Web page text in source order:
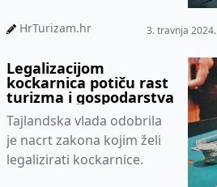
HrTurizam.hr 3. travnja 2024.
Legalizacijom
kockarnica potiču rast
turizma i gospodarstva
Tajlandska vlada odobrila
je nacrt zakona kojim želi
legalizirati kockarnice.